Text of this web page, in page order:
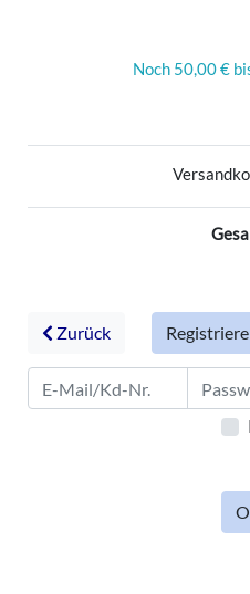
Noch 50,00 €
Zurück